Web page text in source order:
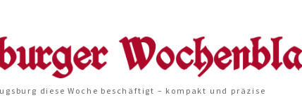
diese Woche beschäftigt – kompakt und präzise